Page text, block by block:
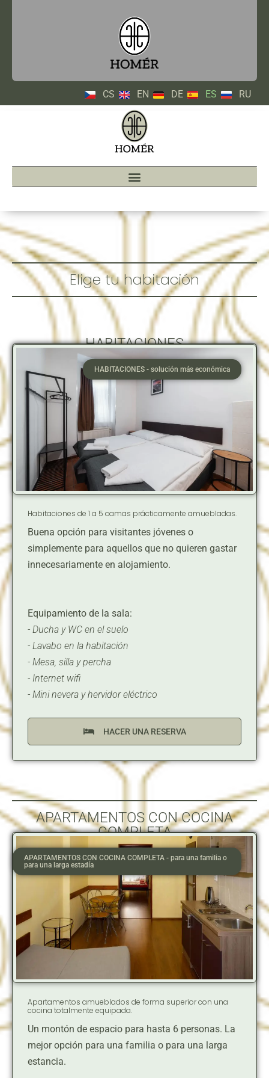
CS EN DE ES RU
Elige tu habitación
HABITACIONES
HABITACIONES - solución más económica
Habitaciones de 1 a 5 camas prácticamente amuebladas.
Buena opción para visitantes jóvenes o
simplemente para aquellos que no quieren gastar
innecesariamente en alojamiento.
Equipamiento de la sala:
- Ducha y WC en el suelo
- Lavabo en la habitación
- Mesa, silla y percha
- Internet wifi
- Mini nevera y hervidor eléctrico
HACER UNA RESERVA
APARTAMENTOS CON COCINA
COMPLETA
APARTAMENTOS CON COCINA COMPLETA - para una familia o
para una larga estadía
Apartamentos amueblados de forma superior con una
cocina totalmente equipada.
Un montón de espacio para hasta 6 personas. La
mejor opción para una familia o para una larga
estancia.